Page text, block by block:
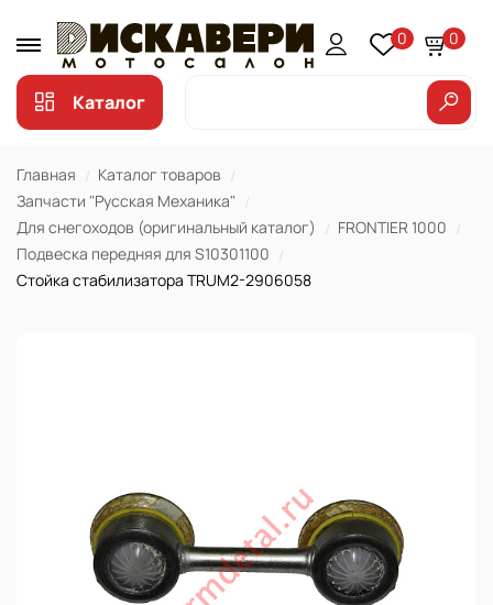
0 0
Каталог
Главная
Каталог товаров
Запчасти "Русская Механика"
Для снегоходов (оригинальный каталог)
FRONTIER 1000
Подвеска передняя для S10301100
Стойка стабилизатора TRUM2-2906058